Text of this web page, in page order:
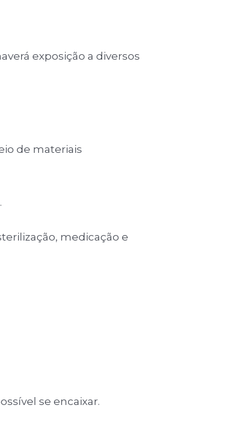
exposição a diversos
de materiais
medicação e
se encaixar.